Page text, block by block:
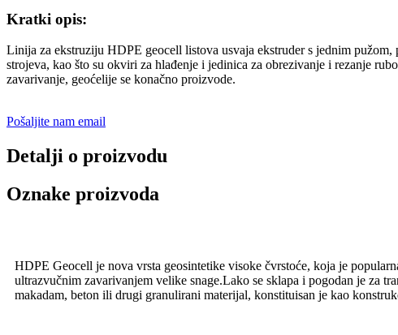
Kratki opis:
Linija za ekstruziju HDPE geocell listova usvaja ekstruder s jednim
strojeva, kao što su okviri za hlađenje i jedinica za obrezivanje i rezanje
zavarivanje, geoćelije se konačno proizvode.
Pošaljite nam email
Detalji o proizvodu
Oznake proizvoda
HDPE Geocell je nova vrsta geosintetike visoke čvrstoće, koja je
ultrazvučnim zavarivanjem velike snage.Lako se sklapa i pogodan je za
makadam, beton ili drugi granulirani materijal, konstituisan je kao